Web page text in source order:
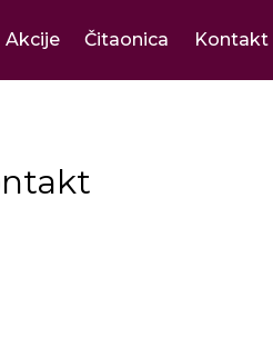
Akcije Čitaonica Kontakt